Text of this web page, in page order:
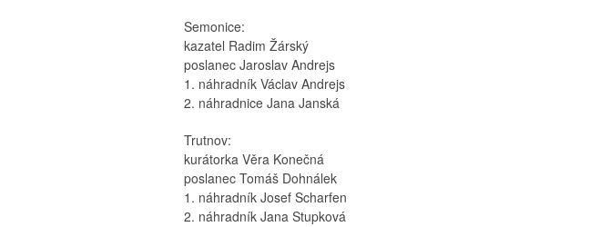
Semonice:
kazatel Radim Žárský
poslanec Jaroslav Andrejs
1. náhradník Václav Andrejs
2. náhradnice Jana Janská
Trutnov:
kurátorka Věra Konečná
poslanec Tomáš Dohnálek
1. náhradník Josef Scharfen
2. náhradník Jana Stupková